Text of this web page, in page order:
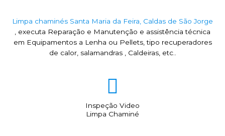
Limpa chaminés Santa Maria da Feira, Caldas de São Jorge
, executa Reparação e Manutenção e assistência técnica
em Equipamentos a Lenha ou Pellets, tipo recuperadores
de calor, salamandras , Caldeiras, etc..
Inspeção Video
Limpa Chaminé